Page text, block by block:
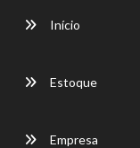
Início
Estoque
Empresa